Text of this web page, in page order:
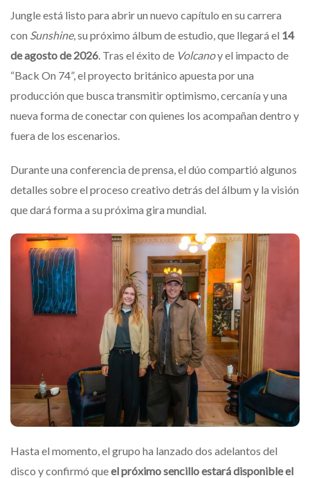
Jungle está listo para abrir un nuevo capítulo en su carrera
con Sunshine, su próximo álbum de estudio, que llegará el 14
de agosto de 2026. Tras el éxito de Volcanoy el impacto de
“Back On 74”, el proyecto británico apuesta por una
producción que busca transmitir optimismo, cercanía y una
nueva forma de conectar con quienes los acompañan dentro y
fuera de los escenarios.
Durante una conferencia de prensa, el dúo compartió algunos
detalles sobre el proceso creativo detrás del álbum y la visión
que dará forma a su próxima gira mundial.
Hasta el momento, el grupo ha lanzado dos adelantos del
disco y confirmó queel próximo sencillo estará disponible el